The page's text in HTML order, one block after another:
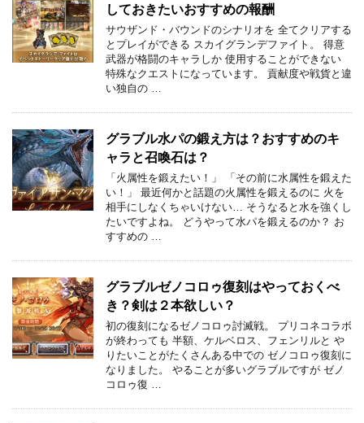
しておきたいおすすめの報酬
サウザンド・バウンドのシナリオを 全てクリアする
とプレイができる スカイグランデファイト。 得意
武器が格闘のキャラしか 使用することができない
特殊なクエストになっています。 貢献度や戦貨と違
い独自の …
グラブル水パの鍛え方は？おすすめのキ
ャラと召喚石は？
「火属性を鍛えたい！」 「その前に水属性を鍛えた
い！」 最近何かと話題の火属性を鍛えるのに 火を
相手にしなくちゃいけない… そうなると水を強くし
たいですよね。 どうやって水パを鍛えるのか？ お
すすめの …
グラブルゼノコロゥ復刻はやっておくべ
き？剣は２本欲しい？
初の復刻になるゼノコロゥ討滅戦。 プリコネコラボ
が終わっても 半額、ケルベロス、フェンリルと や
りたいことがたくさんある中での ゼノコロゥ復刻に
なりました。 やることが多いグラブルですが ゼノ
コロゥ復 …